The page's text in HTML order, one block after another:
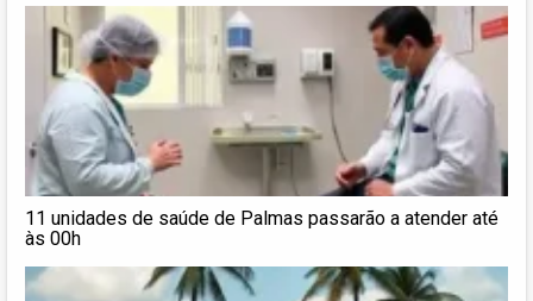
11 unidades de saúde de Palmas passarão a atender até
às 00h